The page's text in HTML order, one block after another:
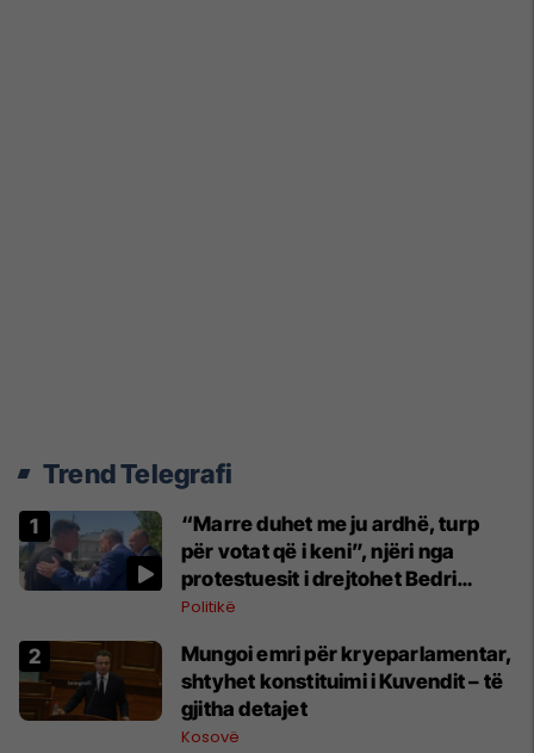
Trend Telegrafi
“Marre duhet me ju ardhë, turp
për votat që i keni”, njëri nga
protestuesit i drejtohet Bedri
Hamzës
Politikë
Mungoi emri për kryeparlamentar,
shtyhet konstituimi i Kuvendit – të
gjitha detajet
Kosovë